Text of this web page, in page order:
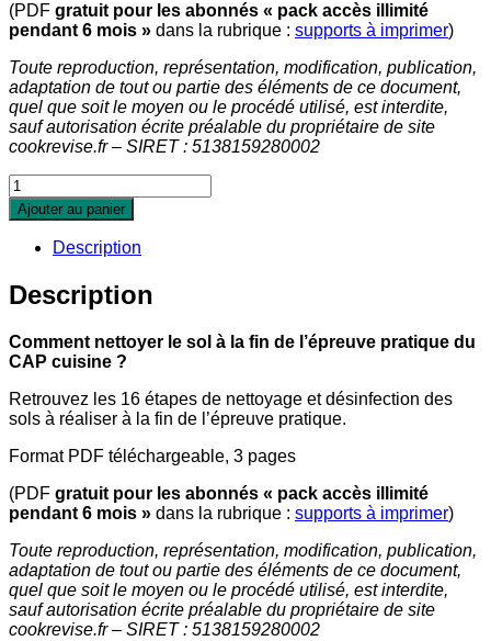
(PDF gratuit pour les abonnés « pack accès illimité
pendant 6 mois » dans la rubrique : supports à imprimer)
Toute reproduction, représentation, modification, publication,
adaptation de tout ou partie des éléments de ce document,
quel que soit le moyen ou le procédé utilisé, est interdite,
sauf autorisation écrite préalable du propriétaire de site
cookrevise.fr – SIRET : 5138159280002
Ajouter au panier
Description
Description
Comment nettoyer le sol à la fin de l’épreuve pratique du
CAP cuisine ?
Retrouvez les 16 étapes de nettoyage et désinfection des
sols à réaliser à la fin de l’épreuve pratique.
Format PDF téléchargeable, 3 pages
(PDF gratuit pour les abonnés « pack accès illimité
pendant 6 mois » dans la rubrique : supports à imprimer)
Toute reproduction, représentation, modification, publication,
adaptation de tout ou partie des éléments de ce document,
quel que soit le moyen ou le procédé utilisé, est interdite,
sauf autorisation écrite préalable du propriétaire de site
cookrevise.fr – SIRET : 5138159280002